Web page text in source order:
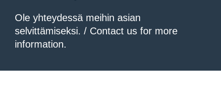
Ole yhteydessä meihin asian
selvittämiseksi. / Contact us for more
information.